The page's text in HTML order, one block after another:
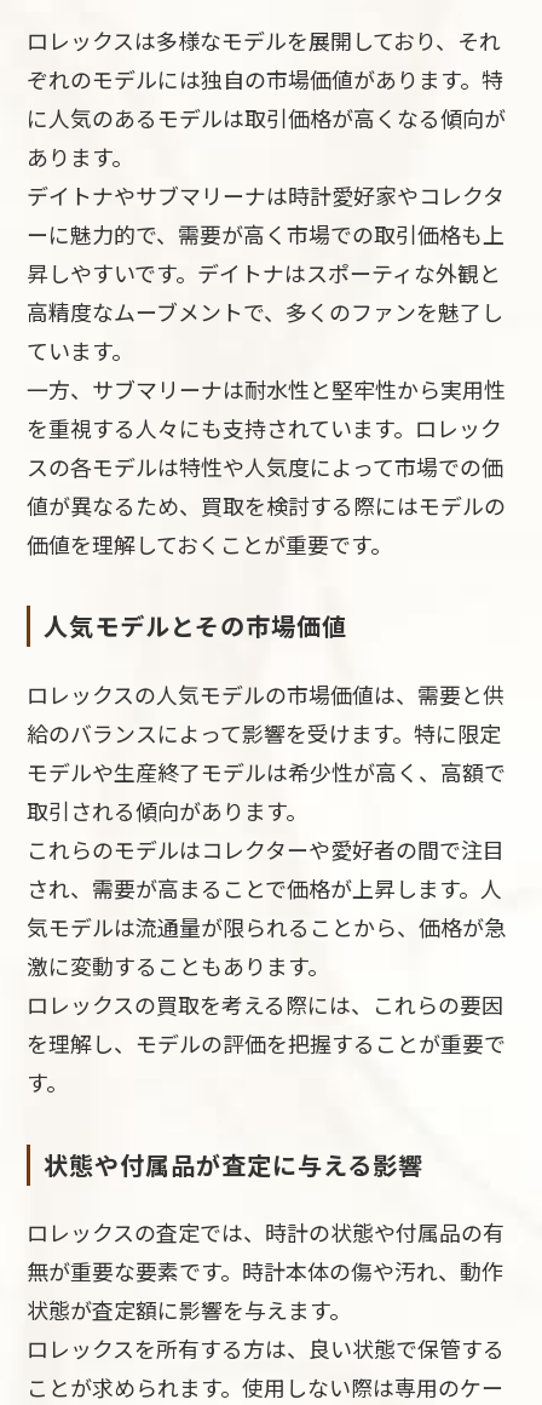
ロレックスは多様なモデルを展開しており、それ
ぞれのモデルには独自の市場価値があります。特
に人気のあるモデルは取引価格が高くなる傾向が
あります。
デイトナやサブマリーナは時計愛好家やコレクタ
ーに魅力的で、需要が高く市場での取引価格も上
昇しやすいです。デイトナはスポーティな外観と
高精度なムーブメントで、多くのファンを魅了し
ています。
一方、サブマリーナは耐水性と堅牢性から実用性
を重視する人々にも支持されています。ロレック
スの各モデルは特性や人気度によって市場での価
値が異なるため、買取を検討する際にはモデルの
価値を理解しておくことが重要です。
人気モデルとその市場価値
ロレックスの人気モデルの市場価値は、需要と供
給のバランスによって影響を受けます。特に限定
モデルや生産終了モデルは希少性が高く、高額で
取引される傾向があります。
これらのモデルはコレクターや愛好者の間で注目
され、需要が高まることで価格が上昇します。人
気モデルは流通量が限られることから、価格が急
激に変動することもあります。
ロレックスの買取を考える際には、これらの要因
を理解し、モデルの評価を把握することが重要で
す。
状態や付属品が査定に与える影響
ロレックスの査定では、時計の状態や付属品の有
無が重要な要素です。時計本体の傷や汚れ、動作
状態が査定額に影響を与えます。
ロレックスを所有する方は、良い状態で保管する
ことが求められます。使用しない際は専用のケー